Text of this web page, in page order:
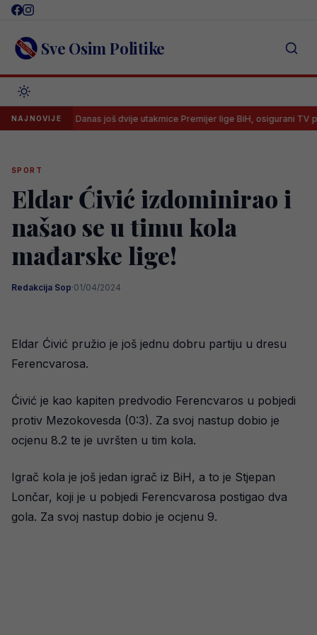
Skip
content Sve Osim Politike
NAJNOVIJEDanas još dvije utakmice Premijer lige BiH, osigurani TV prijenosi
SPORT
Eldar Ćivić izdominirao i
našao se u timu kola
mađarske lige!
Redakcija Sop·01/04/2024
Eldar Ćivić pružio je još jednu dobru partiju u dresu
Ferencvarosa.
Ćivić je kao kapiten predvodio Ferencvaros u pobjedi
protiv Mezokovesda (0:3). Za svoj nastup dobio je
ocjenu 8.2 te je uvršten u tim kola.
Igrač kola je još jedan igrač iz BiH, a to je Stjepan
Lončar, koji je u pobjedi Ferencvarosa postigao dva
gola. Za svoj nastup dobio je ocjenu 9.